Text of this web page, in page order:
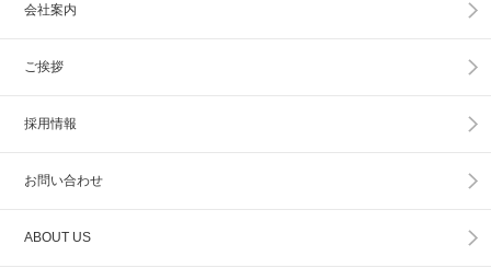
会社案内
ご挨拶
採用情報
お問い合わせ
ABOUT US